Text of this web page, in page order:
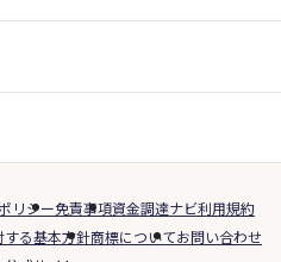
リシー免責事項資金調達ナビ利用規約
する基本方針商標についてお問い合わせ